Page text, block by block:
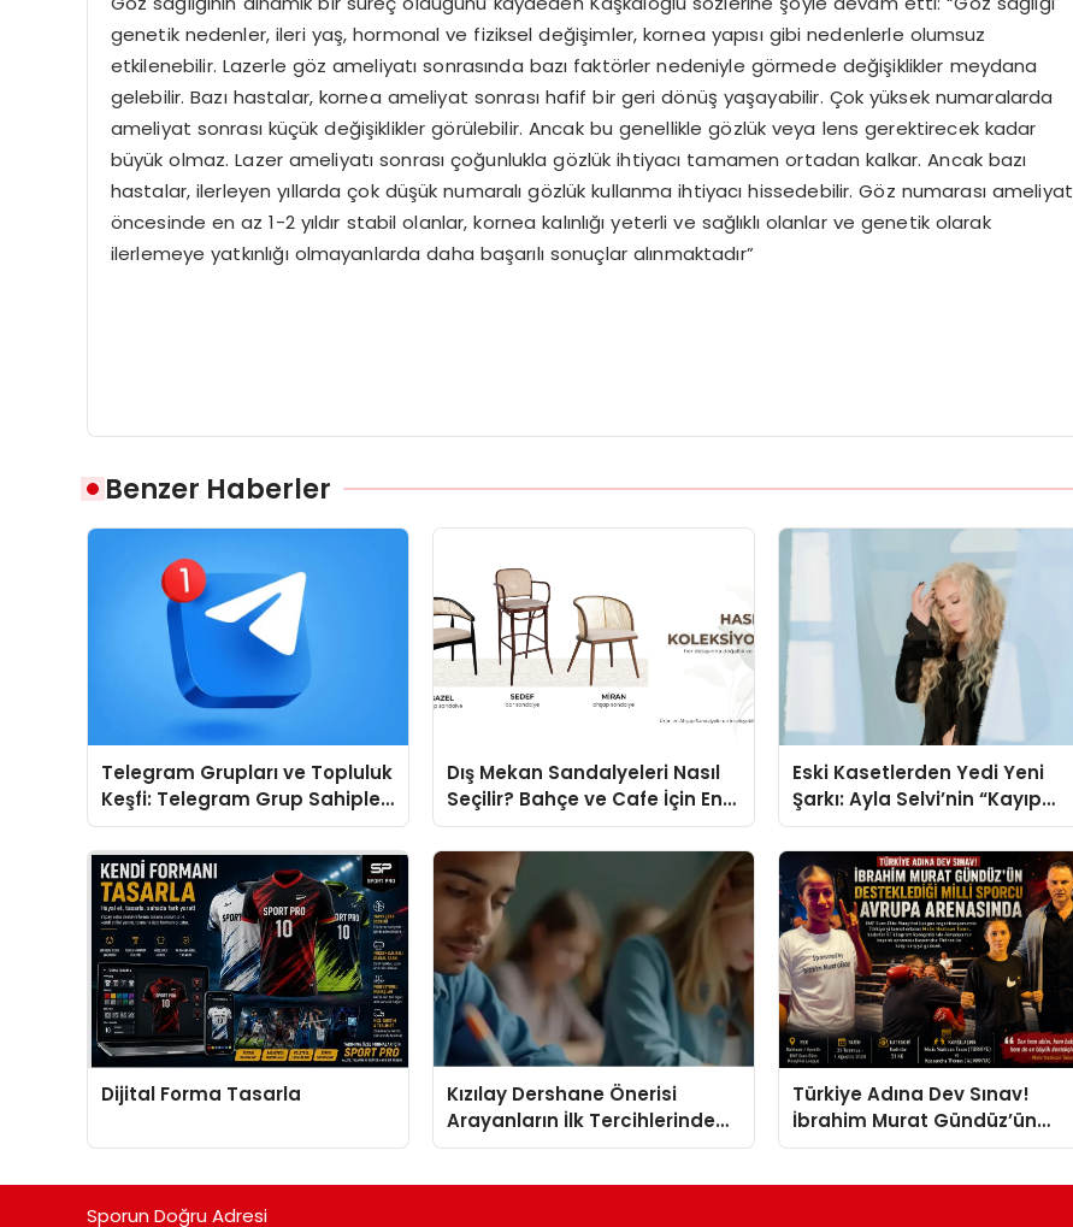
genetik nedenler, ileri yaş, hormonal ve fiziksel değişimler, kornea yapısı gibi nedenlerle olumsuz
etkilenebilir. Lazerle göz ameliyatı sonrasında bazı faktörler nedeniyle görmede değişiklikler meydana
gelebilir. Bazı hastalar, kornea ameliyat sonrası hafif bir geri dönüş yaşayabilir. Çok yüksek numaralarda
ameliyat sonrası küçük değişiklikler görülebilir. Ancak bu genellikle gözlük veya lens gerektirecek kadar
büyük olmaz. Lazer ameliyatı sonrası çoğunlukla gözlük ihtiyacı tamamen ortadan kalkar. Ancak bazı
hastalar, ilerleyen yıllarda çok düşük numaralı gözlük kullanma ihtiyacı hissedebilir. Göz numarası ameliyat
öncesinde en az 1-2 yıldır stabil olanlar, kornea kalınlığı yeterli ve sağlıklı olanlar ve genetik olarak
ilerlemeye yatkınlığı olmayanlarda daha başarılı sonuçlar alınmaktadır”
Benzer Haberler
Telegram Grupları ve Topluluk
Keşfi: Telegram Grup Sahipleri
İçin Görünürlük Fırsatı
Dış Mekan Sandalyeleri Nasıl
Seçilir? Bahçe ve Cafe İçin En
Doğru Modeller
Eski Kasetlerden Yedi Yeni
Şarkı: Ayla Selvi’nin “Kayıp
Kasetler 1” Albümü 31
Temmuz’da Çıktı
Dijital Forma Tasarla
Kızılay Dershane Önerisi
Arayanların İlk Tercihlerinden
Biri
Türkiye Adına Dev Sınav!
İbrahim Murat Gündüz’ün
Desteklediği Milli Sporcu
Sporun Doğru Adresi